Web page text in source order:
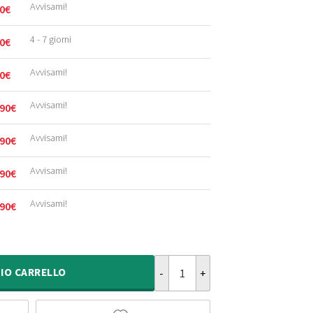
€ Avvisami!
€ 4 - 7 giorni
€ Avvisami!
€ Avvisami!
€ Avvisami!
€ Avvisami!
€ Avvisami!
CARRELLO